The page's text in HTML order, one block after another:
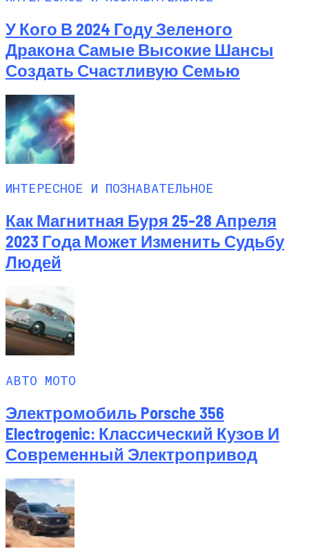
У Кого В 2024 Году Зеленого
Дракона Самые Высокие Шансы
Создать Счастливую Семью
ИНТЕРЕСНОЕ И ПОЗНАВАТЕЛЬНОЕ
Как Магнитная Буря 25-28 Апреля
2023 Года Может Изменить Судьбу
Людей
АВТО МОТО
Электромобиль Porsche 356
Electrogenic: Классический Кузов И
Современный Электропривод